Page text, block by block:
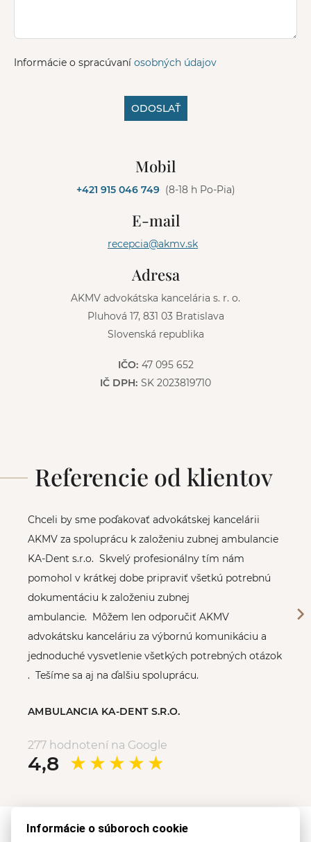
Informácie o spracúvaní osobných údajov
ODOSLAŤ
Mobil
+421 915 046 749 (8-18 h Po-Pia)
E-mail
recepcia@akmv.sk
Adresa
AKMV advokátska kancelária s. r. o.
Pluhová 17, 831 03 Bratislava
Slovenská republika
IČO: 47 095 652
IČ DPH: SK 2023819710
Referencie od klientov
Chceli by sme poďakovať advokátskej kancelárii
AKMV za spoluprácu k založeniu zubnej ambulancie
KA-Dent s.r.o. Skvelý profesionálny tím nám
pomohol v krátkej dobe pripraviť všetkú potrebnú
dokumentáciu k založeniu zubnej
ambulancie. Môžem len odporučiť AKMV
advokátsku kanceláriu za výbornú komunikáciu a
jednoduché vysvetlenie všetkých potrebných otázok
. Tešíme sa aj na ďalšiu spoluprácu.
AMBULANCIA KA-DENT S.R.O.
277 hodnotení na Google
4,8
Informácie o súboroch cookie